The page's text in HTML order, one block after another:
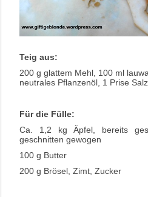
Teig aus:
200 g glattem Mehl, 100 ml
neutrales Pflanzenöl, 1 Prise Salz
Für die Fülle:
Ca. 1,2 kg Äpfel, bereits
geschnitten gewogen
100 g Butter
200 g Brösel, Zimt, Zucker